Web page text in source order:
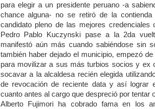
para elegir a un presidente peruano -a
chance alguna- no se retiró de la contienda
candidato pleno de las mejores credenciales
Pedro Pablo Kuczynski pase a la 2da
manifestó aún más cuando sabiéndose sin
también haber dejado el municipio, empezó
para movilizar a sus más turbios socios y ex
socavar a la alcaldesa recién elegida
de revocación de reciente data y así lograr
cuanto antes al cargo que despreció por tentar
Alberto Fujimori ha cobrado fama en los